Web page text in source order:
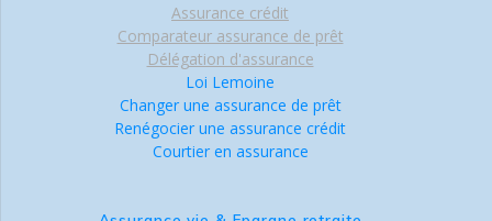
Assurance crédit
Comparateur assurance de prêt
Délégation d'assurance
Loi Lemoine
Changer une assurance de prêt
Renégocier une assurance crédit
Courtier en assurance